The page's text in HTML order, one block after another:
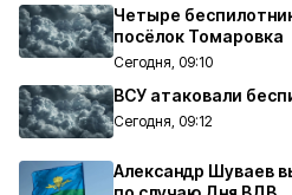
Четыре
посёлок Томаровка
Сегодня, 09:10
ВСУ атаковали
Сегодня, 09:12
Александр Шуваев